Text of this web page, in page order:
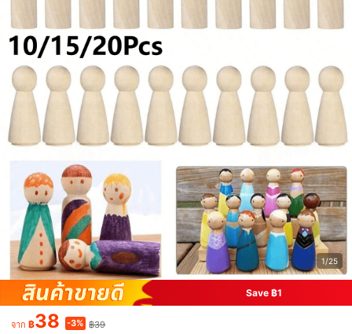
1/25
Save ฿1
จาก ฿38 -3% ฿39